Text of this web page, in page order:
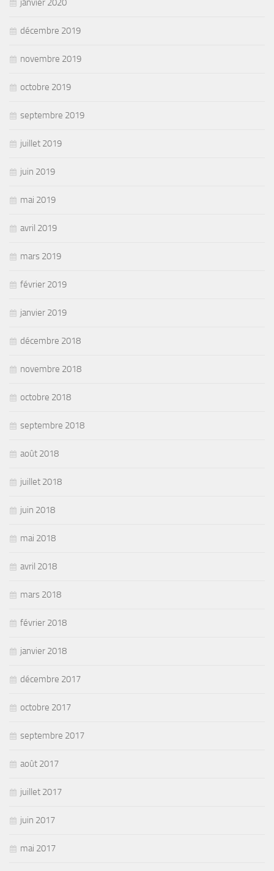
janvier 2020
décembre 2019
novembre 2019
octobre 2019
septembre 2019
juillet 2019
juin 2019
mai 2019
avril 2019
mars 2019
février 2019
janvier 2019
décembre 2018
novembre 2018
octobre 2018
septembre 2018
août 2018
juillet 2018
juin 2018
mai 2018
avril 2018
mars 2018
février 2018
janvier 2018
décembre 2017
octobre 2017
septembre 2017
août 2017
juillet 2017
juin 2017
mai 2017